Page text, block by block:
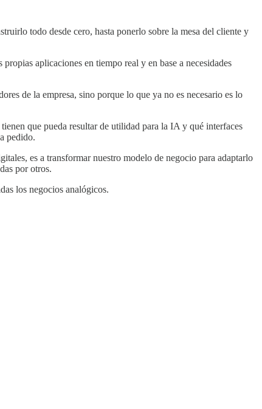
todo desde cero, hasta ponerlo sobre la mesa del cliente y
aplicaciones en tiempo real y en base a necesidades
de la empresa, sino porque lo que ya no es necesario es lo
que pueda resultar de utilidad para la IA y qué interfaces
pedido.
es a transformar nuestro modelo de negocio para adaptarlo
por otros.
los negocios analógicos.